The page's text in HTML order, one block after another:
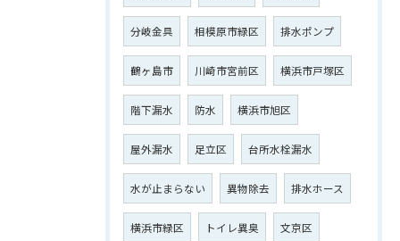
分岐金具 相模原市緑区 排水ポンプ
鶴ヶ島市 川崎市宮前区 横浜市戸塚区
階下漏水 防水 横浜市旭区
屋外漏水 足立区 台所水栓漏水
水が止まらない 異物除去 排水ホース
横浜市緑区 トイレ異臭 文京区